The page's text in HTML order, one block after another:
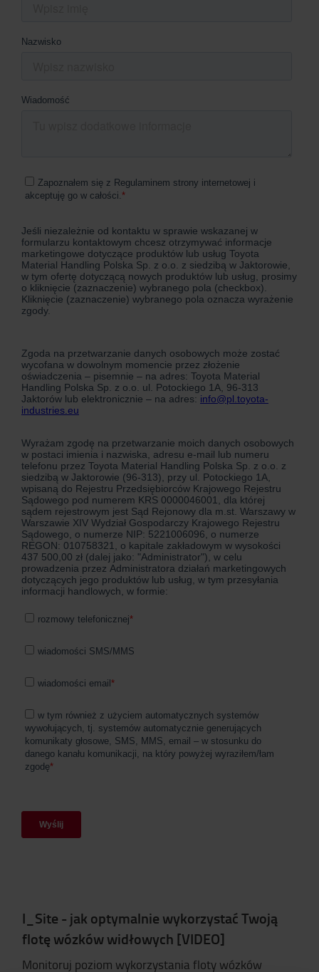
I_Site - jak optymalnie wykorzystać Twoją
flotę wózków widłowych [VIDEO]
Monitoruj poziom wykorzystania floty wózków